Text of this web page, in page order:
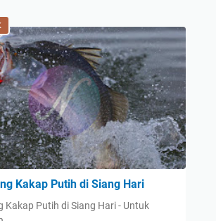
Kakap Putih di Siang Hari
Kakap Putih di Siang Hari - Untuk